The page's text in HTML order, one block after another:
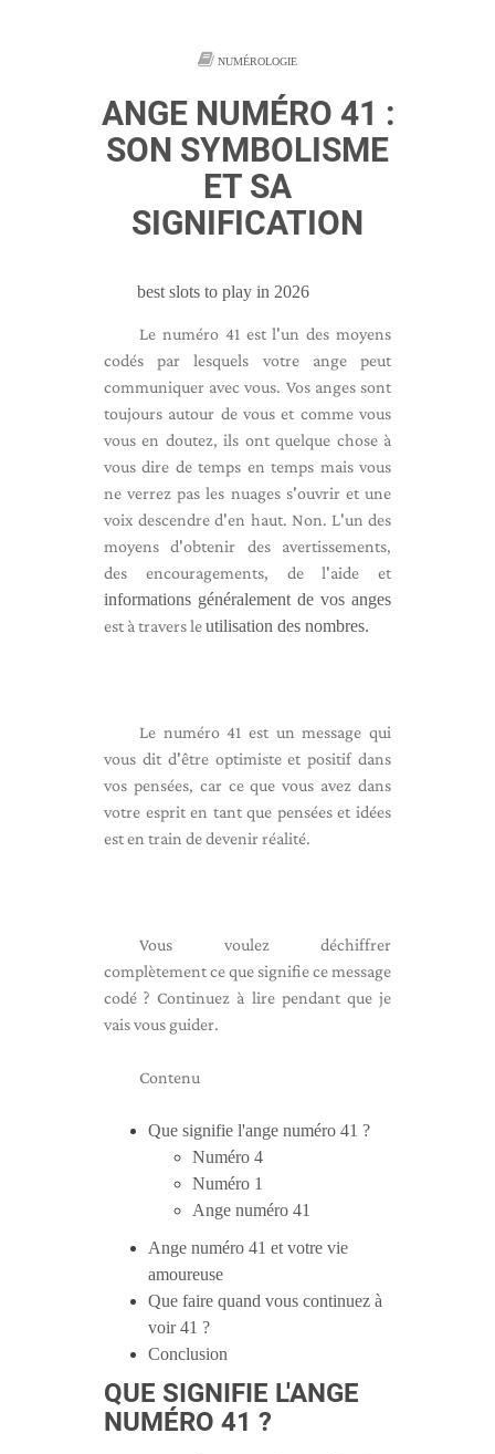
NUMÉROLOGIE
ANGE NUMÉRO 41 :
SON SYMBOLISME
ET SA
SIGNIFICATION
best slots to play in 2026
Le numéro 41 est l'un des moyens
codés par lesquels votre ange peut
communiquer avec vous. Vos anges sont
toujours autour de vous et comme vous
vous en doutez, ils ont quelque chose à
vous dire de temps en temps mais vous
ne verrez pas les nuages ​​s'ouvrir et une
voix descendre d'en haut. Non. L'un des
moyens d'obtenir des avertissements,
des encouragements, de l'aide et
informations généralement de vos anges
est à travers leutilisation des nombres.
Le numéro 41 est un message qui
vous dit d'être optimiste et positif dans
vos pensées, car ce que vous avez dans
votre esprit en tant que pensées et idées
est en train de devenir réalité.
Vous voulez déchiffrer
complètement ce que signifie ce message
codé ? Continuez à lire pendant que je
vais vous guider.
Contenu
Que signifie l'ange numéro 41 ?
Numéro 4
Numéro 1
Ange numéro 41
Ange numéro 41 et votre vie
amoureuse
Que faire quand vous continuez à
voir 41 ?
Conclusion
QUE SIGNIFIE L'ANGE
NUMÉRO 41 ?